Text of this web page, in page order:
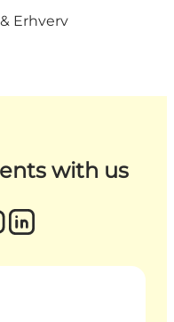
Erhverv
with us